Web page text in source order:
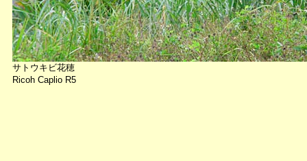
サトウキビ花穂
Ricoh Caplio R5